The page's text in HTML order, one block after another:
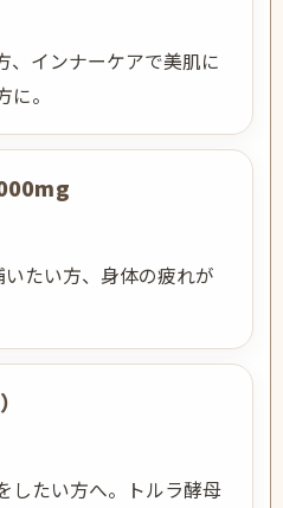
、インナーケアで美肌に
。
たい方、身体の疲れが
したい方へ。トルラ酵母